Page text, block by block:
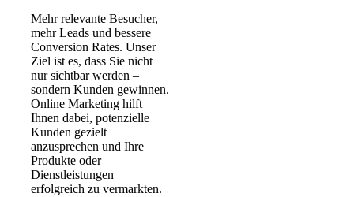
Mehr relevante Besucher,
mehr Leads und bessere
Conversion Rates. Unser
Ziel ist es, dass Sie nicht
nur sichtbar werden –
sondern Kunden gewinnen.
Online Marketing hilft
Ihnen dabei, potenzielle
Kunden gezielt
anzusprechen und Ihre
Produkte oder
Dienstleistungen
erfolgreich zu vermarkten.